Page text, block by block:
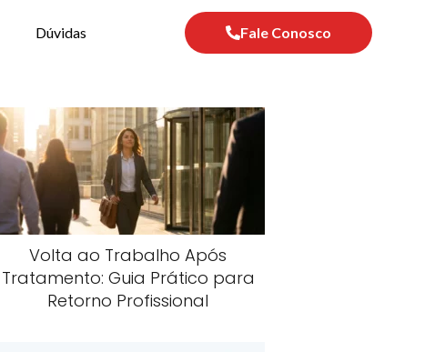
Dúvidas Fale Conosco
Volta ao Trabalho Após
Tratamento: Guia Prático para
Retorno Profissional